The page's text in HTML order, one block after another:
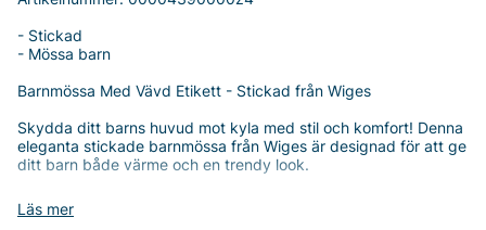
Läs mer
- Stickad
- Mössa barn
Barnmössa Med Vävd Etikett - Stickad från Wiges
Skydda ditt barns huvud mot kyla med stil och komfort! Denna
eleganta stickade barnmössa från Wiges är designad för att ge
ditt barn både värme och en trendy look.
Mössan är tillverkad av 100% högkvalitativ bomull, vilket gör
den både mjuk och behaglig mot barnet hud. Den flexibla